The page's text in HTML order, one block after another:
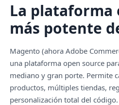
La plataforma
más potente
Magento (ahora Adobe
una plataforma open source
mediano y gran porte. Permite
productos, múltiples tiendas,
personalización total del código.